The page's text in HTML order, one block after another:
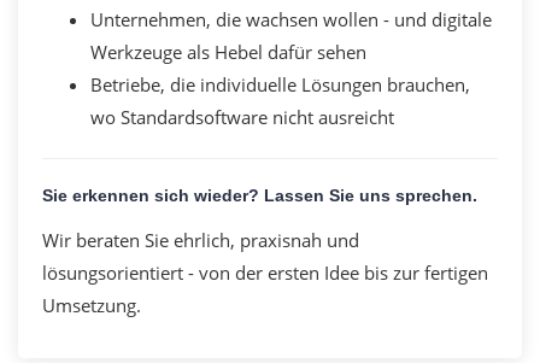
Unternehmen, die wachsen wollen - und digitale
Werkzeuge als Hebel dafür sehen
Betriebe, die individuelle Lösungen brauchen,
wo Standardsoftware nicht ausreicht
Sie erkennen sich wieder? Lassen Sie uns sprechen.
Wir beraten Sie ehrlich, praxisnah und
lösungsorientiert - von der ersten Idee bis zur fertigen
Umsetzung.